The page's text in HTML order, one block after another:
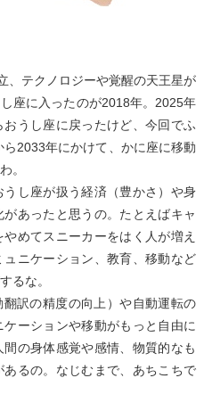
、テクノロジーや覚醒の天王星が
座に入ったのが2018年。2025年
うし座に戻ったけど、今回でふ
2033年にかけて、かに座に移動
。
し座が扱う経済（豊かさ）や身
あったと思うの。たとえばキャ
めてスニーカーをはく人が増え
ニケーション、教育、移動など
るな。
訳の精度の向上）や自動運転の
ーションや移動がもっと自由に
の身体感覚や感情、物質的なも
るの。なじむまで、あちこちで